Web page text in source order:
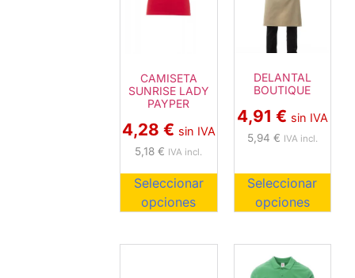
CAMISETA
SUNRISE LADY
PAYPER
4,28 € sin IVA
5,18€ IVA incl.
Seleccionar
opciones
DELANTAL
BOUTIQUE
4,91 € sin IVA
5,94 € IVA incl.
Seleccionar
opciones